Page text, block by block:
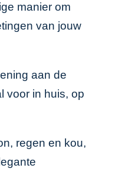
manier om
van jouw
aan de
voor in huis, op
regen en kou,